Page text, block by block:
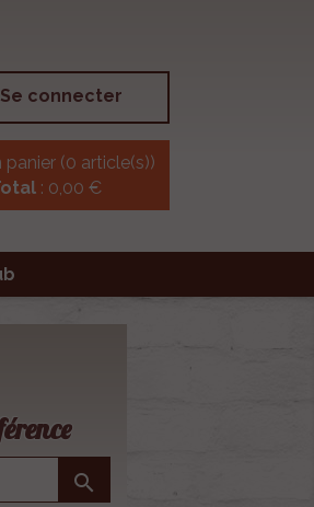
Se connecter
panier (0 article(s))
: 0,00 €
